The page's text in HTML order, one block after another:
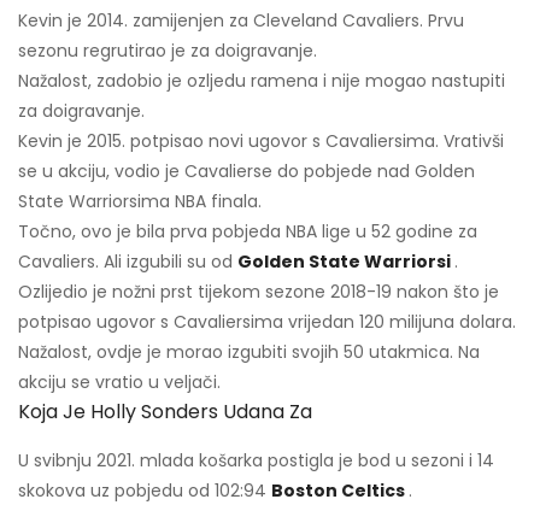
Kevin je 2014. zamijenjen za Cleveland Cavaliers. Prvu
sezonu regrutirao je za doigravanje.
Nažalost, zadobio je ozljedu ramena i nije mogao nastupiti
za doigravanje.
Kevin je 2015. potpisao novi ugovor s Cavaliersima. Vrativši
se u akciju, vodio je Cavalierse do pobjede nad Golden
State Warriorsima NBA finala.
Točno, ovo je bila prva pobjeda NBA lige u 52 godine za
Cavaliers. Ali izgubili su od Golden State Warriorsi .
Ozlijedio je nožni prst tijekom sezone 2018-19 nakon što je
potpisao ugovor s Cavaliersima vrijedan 120 milijuna dolara.
Nažalost, ovdje je morao izgubiti svojih 50 utakmica. Na
akciju se vratio u veljači.
Koja Je Holly Sonders Udana Za
U svibnju 2021. mlada košarka postigla je bod u sezoni i 14
skokova uz pobjedu od 102:94 Boston Celtics .